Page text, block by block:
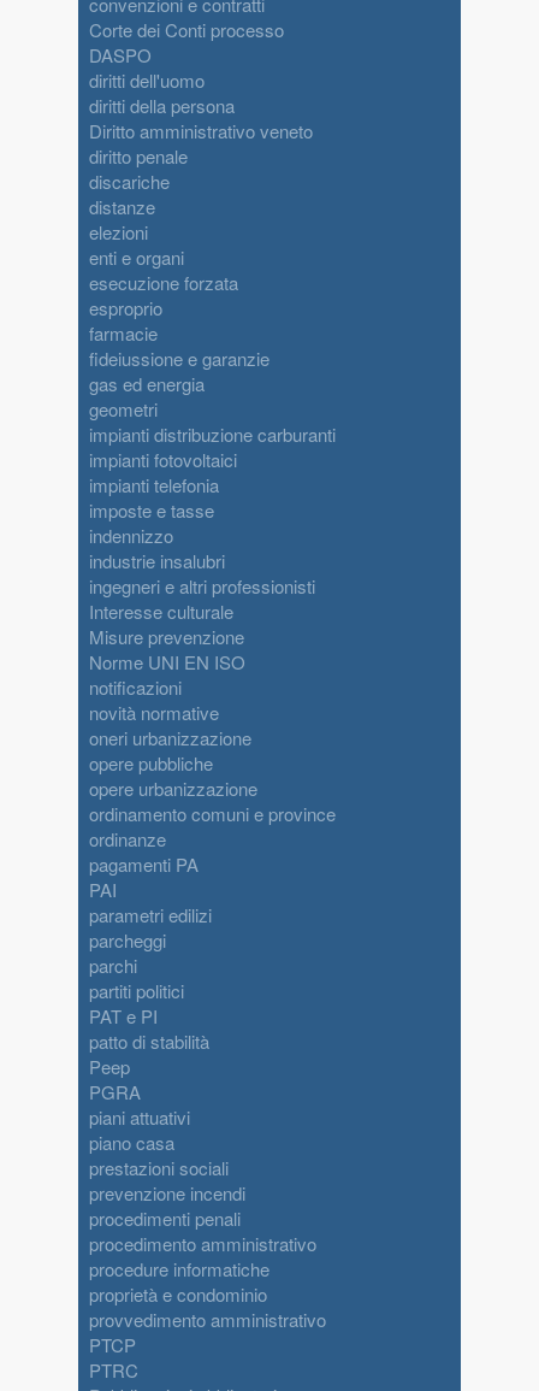
Corte dei Conti processo
DASPO
diritti dell'uomo
diritti della persona
Diritto amministrativo veneto
diritto penale
discariche
distanze
elezioni
enti e organi
esecuzione forzata
esproprio
farmacie
fideiussione e garanzie
gas ed energia
geometri
impianti distribuzione carburanti
impianti fotovoltaici
impianti telefonia
imposte e tasse
indennizzo
industrie insalubri
ingegneri e altri professionisti
Interesse culturale
Misure prevenzione
Norme UNI EN ISO
notificazioni
novità normative
oneri urbanizzazione
opere pubbliche
opere urbanizzazione
ordinamento comuni e province
ordinanze
pagamenti PA
PAI
parametri edilizi
parcheggi
parchi
partiti politici
PAT e PI
patto di stabilità
Peep
PGRA
piani attuativi
piano casa
prestazioni sociali
prevenzione incendi
procedimenti penali
procedimento amministrativo
procedure informatiche
proprietà e condominio
provvedimento amministrativo
PTCP
PTRC